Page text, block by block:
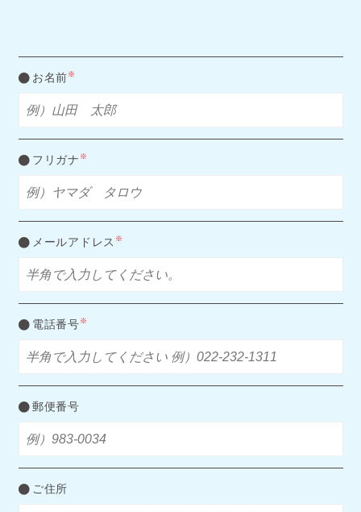
お名前 ※
フリガナ ※
メールアドレス ※
電話番号 ※
郵便番号
ご住所